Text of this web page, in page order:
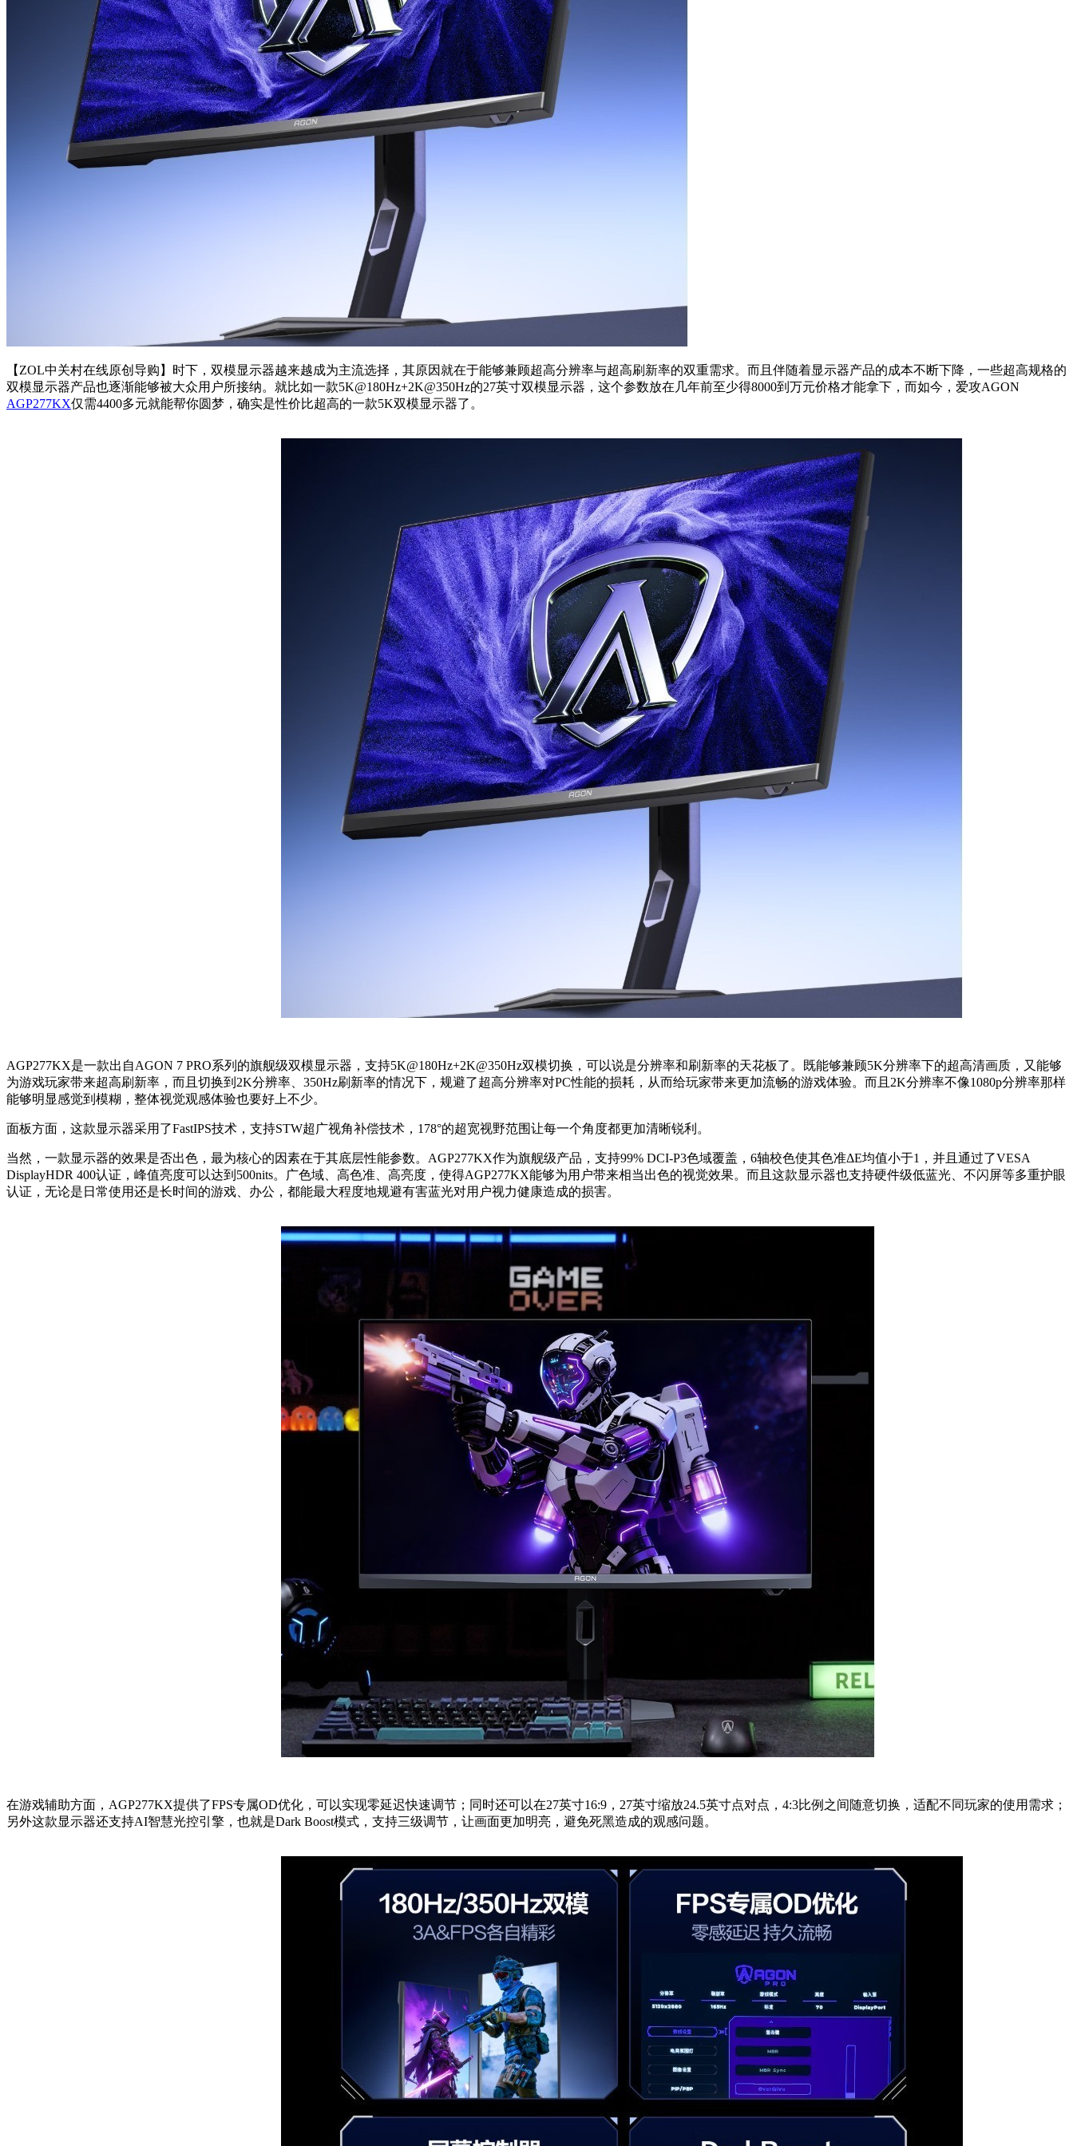
【ZOL中关村在线原创导购】时下，双模显示器越来越成为主流选择，其原因就在于能够兼顾超高分辨率与超高刷新率的双重需求。而且伴随着显示器产品的成本不断下降，一些超高规格的
双模显示器产品也逐渐能够被大众用户所接纳。就比如一款5K@180Hz+2K@350Hz的27英寸双模显示器，这个参数放在几年前至少得8000到万元价格才能拿下，而如今，爱攻AGON
AGP277KX仅需4400多元就能帮你圆梦，确实是性价比超高的一款5K双模显示器了。
AGP277KX是一款出自AGON 7 PRO系列的旗舰级双模显示器，支持5K@180Hz+2K@350Hz双模切换，可以说是分辨率和刷新率的天花板了。既能够兼顾5K分辨率下的超高清画质，又能够
为游戏玩家带来超高刷新率，而且切换到2K分辨率、350Hz刷新率的情况下，规避了超高分辨率对PC性能的损耗，从而给玩家带来更加流畅的游戏体验。而且2K分辨率不像1080p分辨率那样
能够明显感觉到模糊，整体视觉观感体验也要好上不少。
面板方面，这款显示器采用了FastIPS技术，支持STW超广视角补偿技术，178°的超宽视野范围让每一个角度都更加清晰锐利。
当然，一款显示器的效果是否出色，最为核心的因素在于其底层性能参数。AGP277KX作为旗舰级产品，支持99% DCI-P3色域覆盖，6轴校色使其色准ΔE均值小于1，并且通过了VESA
DisplayHDR 400认证，峰值亮度可以达到500nits。广色域、高色准、高亮度，使得AGP277KX能够为用户带来相当出色的视觉效果。而且这款显示器也支持硬件级低蓝光、不闪屏等多重护眼
认证，无论是日常使用还是长时间的游戏、办公，都能最大程度地规避有害蓝光对用户视力健康造成的损害。
在游戏辅助方面，AGP277KX提供了FPS专属OD优化，可以实现零延迟快速调节；同时还可以在27英寸16:9，27英寸缩放24.5英寸点对点，4:3比例之间随意切换，适配不同玩家的使用需求；
另外这款显示器还支持AI智慧光控引擎，也就是Dark Boost模式，支持三级调节，让画面更加明亮，避免死黑造成的观感问题。